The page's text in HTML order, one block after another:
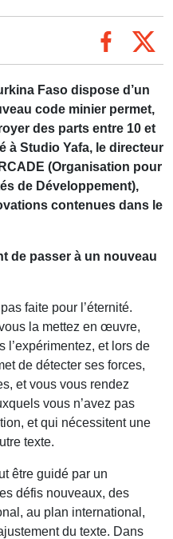
Faso dispose d’un
code minier permet,
des parts entre 10 et
à Studio Yafa, le directeur
(Organisation pour
de Développement),
contenues dans le
de passer à un nouveau
faite pour l’éternité.
la mettez en œuvre,
l’expérimentez, et lors de
de détecter ses forces,
et vous vous rendez
vous n’avez pas
et qui nécessitent une
texte.
être guidé par un
défis nouveaux, des
au plan international,
du texte. Dans